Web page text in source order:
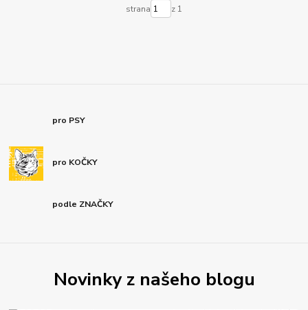
strana z 1
pro PSY
pro KOČKY
podle ZNAČKY
Novinky z našeho blogu